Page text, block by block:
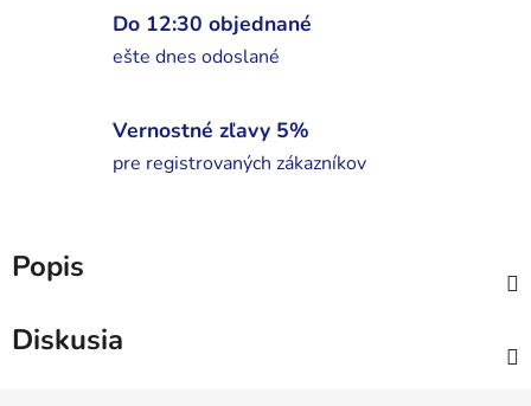
Do 12:30 objednané
ešte dnes odoslané
Vernostné zľavy 5%
pre registrovaných zákazníkov
Popis
Diskusia